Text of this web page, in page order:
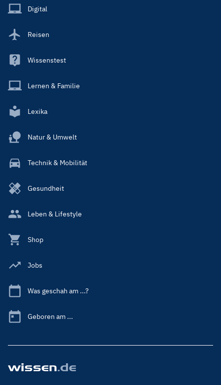
Main
Digital
Reisen
Wissenstest
Lernen & Familie
Lexika
Natur & Umwelt
Technik & Mobilität
Gesundheit
Leben & Lifestyle
Shop
Jobs
Was geschah am ...?
Geboren am ...